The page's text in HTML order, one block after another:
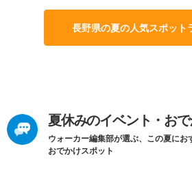
長野県の夏の人気スポット
夏休みのイベント・お
ウォーカー編集部が選ぶ、この夏にお
おでかけスポット